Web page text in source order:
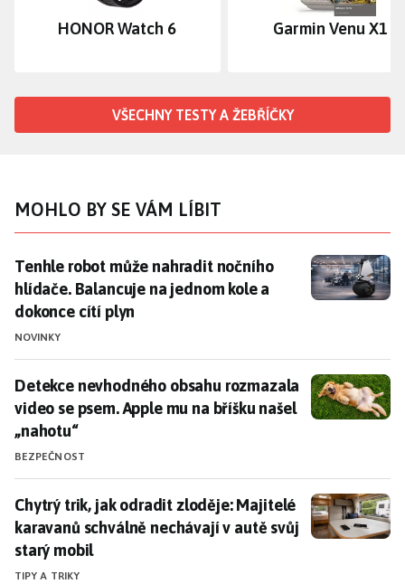
HONOR Watch 6 Garmin Venu X1
VŠECHNY TESTY A ŽEBŘÍČKY
MOHLO BY SE VÁM LÍBIT
Tenhle robot může nahradit nočního hlídače.
Tenhle robot může nahradit nočního
hlídače. Balancuje na jednom kole a
dokonce cítí plyn
NOVINKY
Detekce nevhodného obsahu rozmazala video se
Detekce nevhodného obsahu rozmazala
video se psem. Apple mu na bříšku našel
„nahotu“
BEZPEČNOST
Chytrý trik, jak odradit zloděje: Majitelé karavanů
Chytrý trik, jak odradit zloděje: Majitelé
karavanů schválně nechávají v autě svůj
starý mobil
TIPY A TRIKY